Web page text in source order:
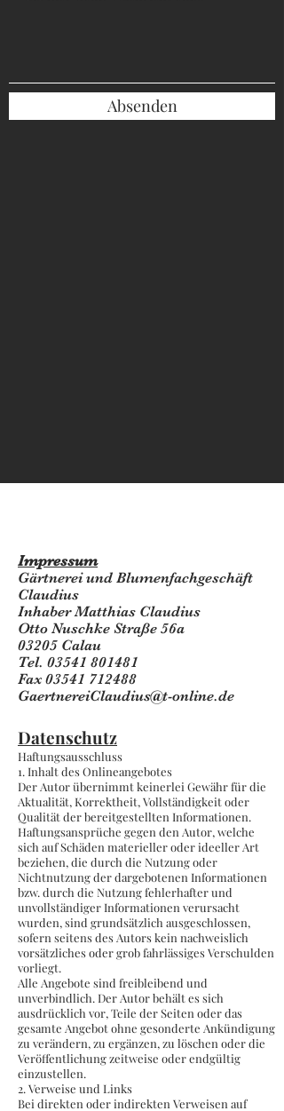
Absenden
Impressum
Gärtnerei und Blumenfachgeschäft
Claudius
Inhaber Matthias Claudius
Otto Nuschke Straße 56a
03205 Calau
Tel. 03541 801481
Fax 03541 712488
GaertnereiClaudius@t-online.de
Datenschutz
Haftungsausschluss
1. Inhalt des Onlineangebotes
Der Autor übernimmt keinerlei Gewähr für die
Aktualität, Korrektheit, Vollständigkeit oder
Qualität der bereitgestellten Informationen.
Haftungsansprüche gegen den Autor, welche
sich auf Schäden materieller oder ideeller Art
beziehen, die durch die Nutzung oder
Nichtnutzung der dargebotenen Informationen
bzw. durch die Nutzung fehlerhafter und
unvollständiger Informationen verursacht
wurden, sind grundsätzlich ausgeschlossen,
sofern seitens des Autors kein nachweislich
vorsätzliches oder grob fahrlässiges Verschulden
vorliegt.
Alle Angebote sind freibleibend und
unverbindlich. Der Autor behält es sich
ausdrücklich vor, Teile der Seiten oder das
gesamte Angebot ohne gesonderte Ankündigung
zu verändern, zu ergänzen, zu löschen oder die
Veröffentlichung zeitweise oder endgültig
einzustellen.
2. Verweise und Links
Bei direkten oder indirekten Verweisen auf